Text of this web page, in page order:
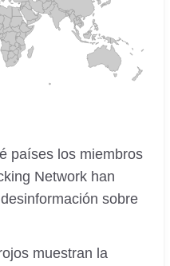
países los miembros
Network han
sobre
muestran la